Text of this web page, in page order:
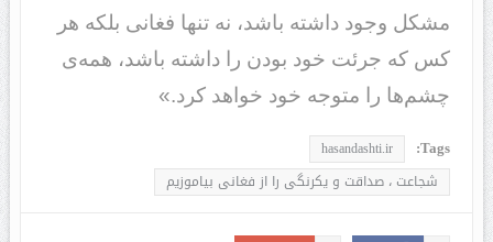
مشکل وجود داشته باشد، نه تنها فغانی بلکه هر
کس که جرئت خود بودن را داشته باشد، همه‌ی
چشم‌ها را متوجه خود خواهد کرد.»
Tags:
hasandashti.ir
شجاعت ، صداقت و یکرنگی را از فغانی بیاموزیم